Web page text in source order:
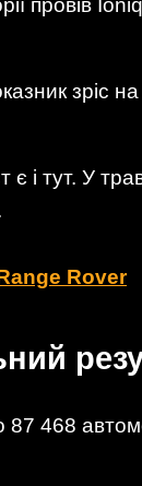
зріс
і тут. У
Rover
468